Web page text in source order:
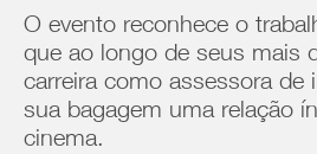
O evento reconhece o
que ao longo de seus mais
carreira como assessora de
sua bagagem uma relação
cinema.